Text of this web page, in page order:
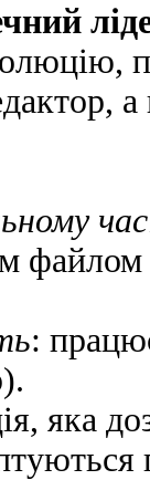
:
яка